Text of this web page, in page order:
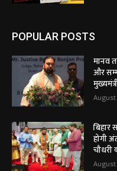
POPULAR POSTS
मानव
और
August
बिहार
होगी
चौधरी
August